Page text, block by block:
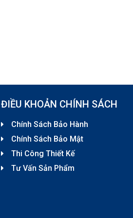
ĐIỀU KHOẢN CHÍNH SÁCH
Chính Sách Bảo Hành
Chính Sách Bảo Mật
Thi Công Thiết Kế
Tư Vấn Sản Phẩm